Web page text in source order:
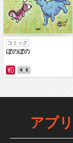
コミック
ぼのぼの
アプ